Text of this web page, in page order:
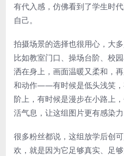
有代入感，仿佛看到了学生时
自己。
拍摄场景的选择也很用心，大
比如教室门口、操场台阶、校
洒在身上，画面温暖又柔和，
和动作——有时候是低头浅笑，
阶上，有时候是漫步在小路上
活气息，让这组图片更有感染力
很多粉丝都说，这组放学后创
欢，就是因为它足够真实、足